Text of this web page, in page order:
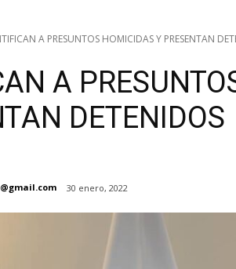
A PRESUNTOS HOMICIDAS Y PRESENTAN
A
DETENIDOS
30 enero, 2022